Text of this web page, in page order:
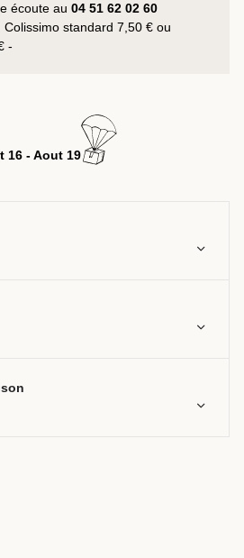
écoute au 04 51 62 02 60
Colissimo standard 7,50 € ou
-
16 - Aout 19